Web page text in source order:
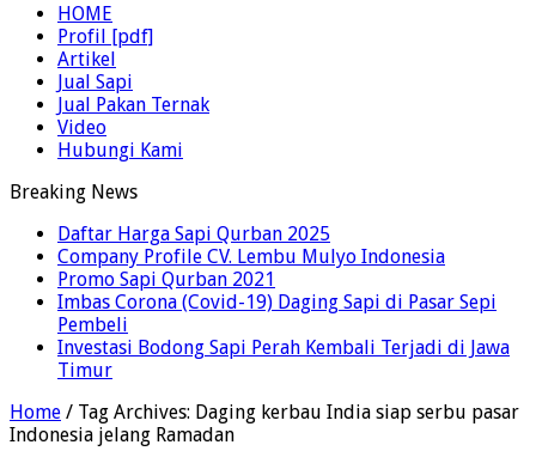
HOME
Profil [pdf]
Artikel
Jual Sapi
Jual Pakan Ternak
Video
Hubungi Kami
Breaking News
Daftar Harga Sapi Qurban 2025
Company Profile CV. Lembu Mulyo Indonesia
Promo Sapi Qurban 2021
Imbas Corona (Covid-19) Daging Sapi di Pasar Sepi
Pembeli
Investasi Bodong Sapi Perah Kembali Terjadi di Jawa
Timur
Home / Tag Archives: Daging kerbau India siap serbu pasar
Indonesia jelang Ramadan